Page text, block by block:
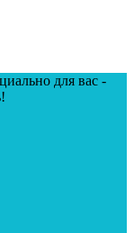
для вас -